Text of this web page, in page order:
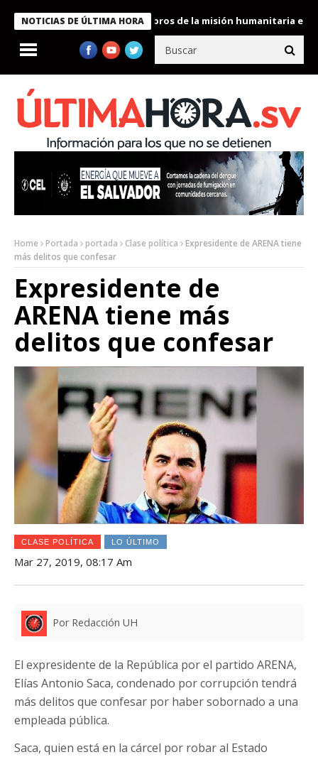
NOTICIAS DE ÚLTIMA HORA
Bukele condecora a miembros de la misión humanitaria enviada
Home Portada portada Clase política
Expresidente de ARENA tiene
más delitos que confesar
Expresidente de
ARENA tiene más
delitos que confesar
CLASE POLÍTICA LO ÚLTIMO
Mar 27, 2019, 08:17 Am
Por Redacción UH
El expresidente de la República por el partido ARENA,
Elías Antonio Saca, condenado por corrupción tendrá
más delitos que confesar por haber sobornado a una
empleada pública.
Saca, quien está en la cárcel por robar al Estado